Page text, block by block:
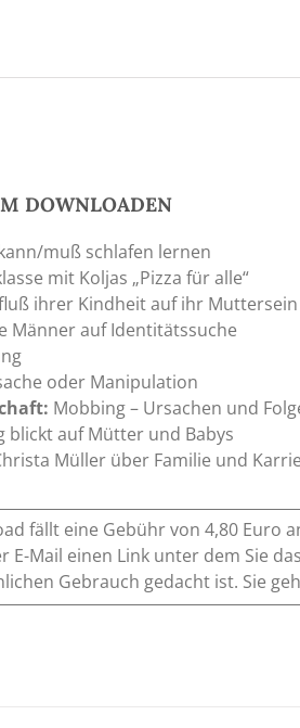
DOWNLOADEN
muß schlafen lernen
mit Koljas „Pizza für alle“
ihrer Kindheit auf ihr Muttersein
Männer auf Identitätssuche
oder Manipulation
Mobbing – Ursachen und
blickt auf Mütter und Babys
Müller über Familie und
fällt eine Gebühr von 4,80 Euro
E-Mail einen Link unter dem Sie
Gebrauch gedacht ist. Sie